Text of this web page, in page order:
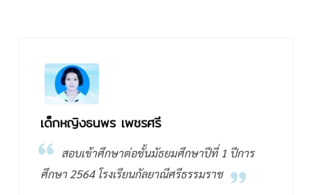
เด็กหญิงธนพร เพชรศรี
สอบเข้าศึกษาต่อชั้นมัธยมศึกษาปีที่ 1 ปีการ
ศึกษา 2564 โรงเรียนกัลยาณีศรีธรรมราช